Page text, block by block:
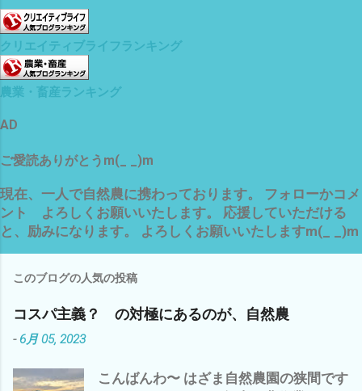
クリエイティブライフランキング
農業・畜産ランキング
AD
ご愛読ありがとうm(_ _)m
現在、一人で自然農に携わっております。 フォローかコメ
ント よろしくお願いいたします。 応援していただける
と、励みになります。 よろしくお願いいたしますm(_ _)m
このブログの人気の投稿
コスパ主義？ の対極にあるのが、自然農
-6月 05, 2023
こんばんわ〜 はざま自然農園の狭間です